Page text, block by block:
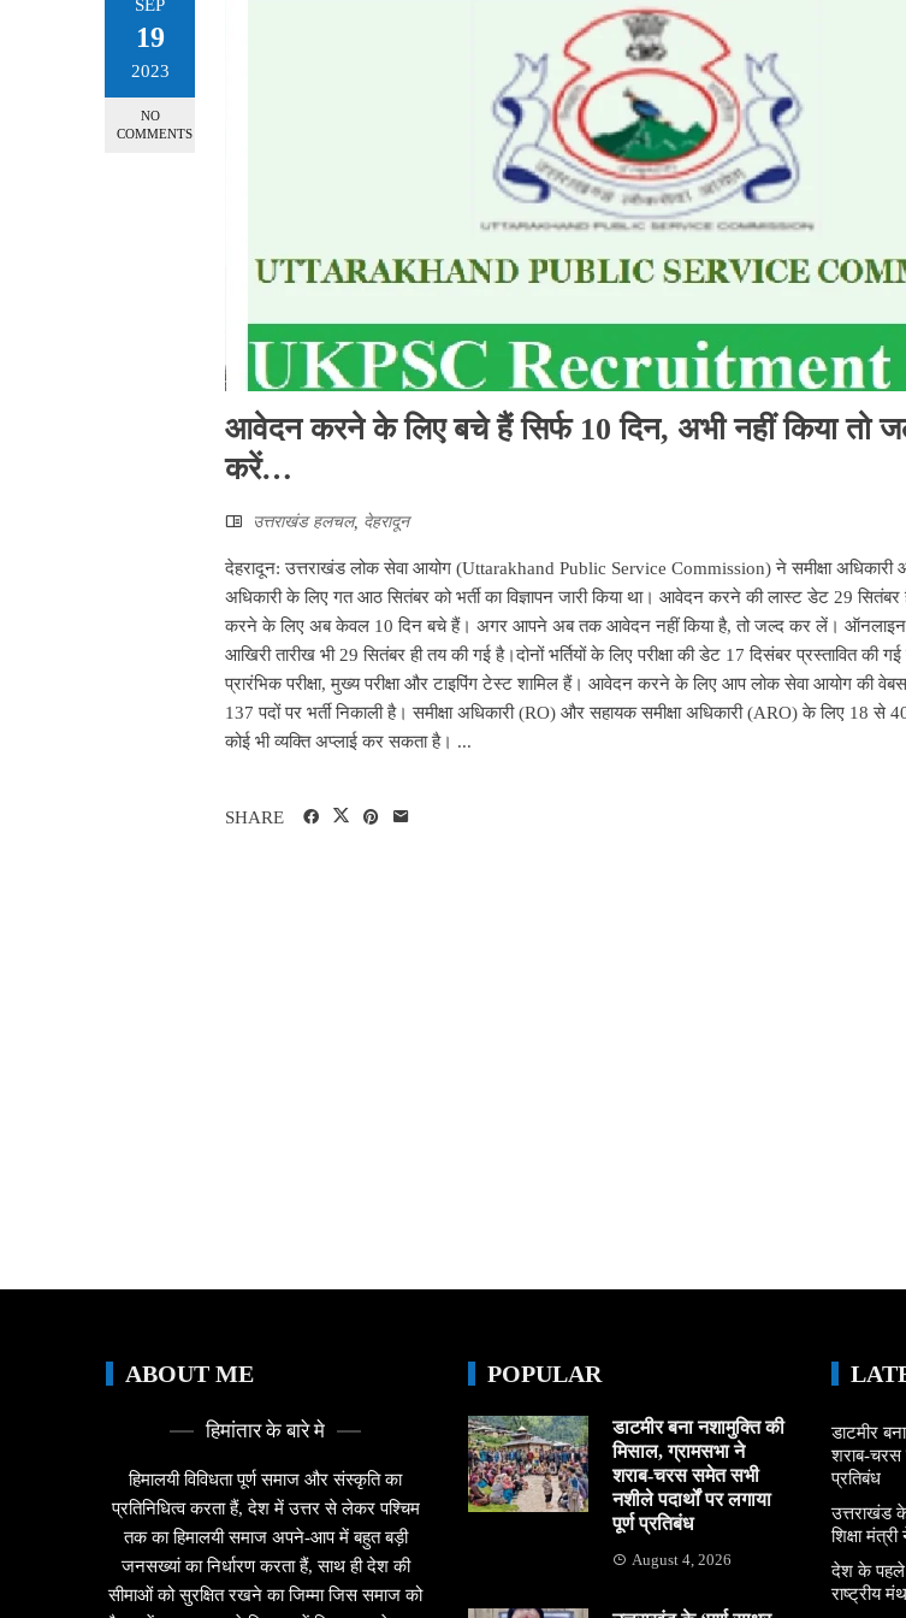
SEP
19
2023
NO
COMMENTS
आवेदन करने के लिए बचे हैं सिर्फ 10 दिन, अभी नहीं किया तो
करें…
उत्तराखंड हलचल, देहरादून
देहरादून: उत्तराखंड लोक सेवा आयोग (Uttarakhand Public Service Commission) ने समीक्षा अधिकारी
अधिकारी के लिए गत आठ सितंबर को भर्ती का विज्ञापन जारी किया था। आवेदन करने की लास्ट डेट 29
करने के लिए अब केवल 10 दिन बचे हैं। अगर आपने अब तक आवेदन नहीं किया है, तो जल्द कर लें।
आखिरी तारीख भी 29 सितंबर ही तय की गई है।दोनों भर्तियों के लिए परीक्षा की डेट 17 दिसंबर प्रस्तावित की
प्रारंभिक परीक्षा, मुख्य परीक्षा और टाइपिंग टेस्ट शामिल हैं। आवेदन करने के लिए आप लोक सेवा आयोग की
137 पदों पर भर्ती निकाली है। समीक्षा अधिकारी (RO) और सहायक समीक्षा अधिकारी (ARO) के लिए 18 से
कोई भी व्यक्ति अप्लाई कर सकता है। ...
SHARE
ABOUT ME
हिमांतार के बारे मे
हिमालयी विविधता पूर्ण समाज और संस्कृति का
प्रतिनिधित्व करता हैं, देश में उत्तर से लेकर पश्चिम
तक का हिमालयी समाज अपने-आप में बहुत बड़ी
जनसख्यां का निर्धारण करता हैं, साथ ही देश की
सीमाओं को सुरक्षित रखने का जिम्मा जिस समाज को
POPULAR
डाटमीर बना नशामुक्ति की
मिसाल, ग्रामसभा ने
शराब-चरस समेत सभी
नशीले पदार्थों पर लगाया
पूर्ण प्रतिबंध
August 4, 2026
डाटमीर
शराब-चरस
प्रतिबंध
उत्तराखंड के
शिक्षा
देश के पहले
राष्ट्रीय